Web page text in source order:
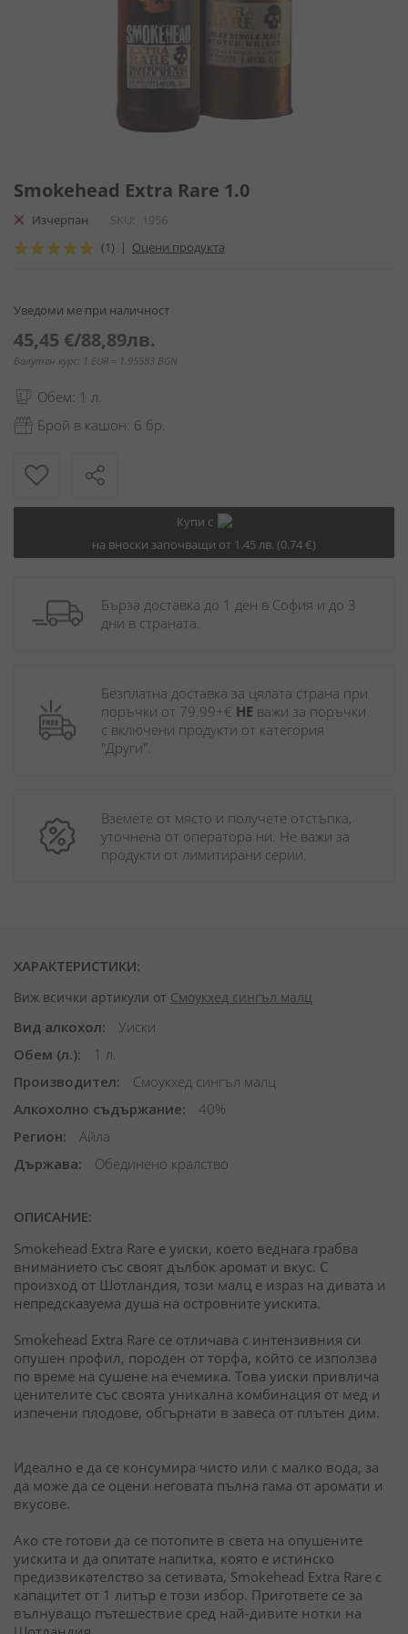
към
на
галерия
със
Smokehead Extra Rare 1.0
Изчерпан SKU
1956
Оценка:
(1) | Оцени продукта
Уведоми ме при наличност
45,45 €/88,89лв.
Валутен курс: 1 EUR = 1.95583 BGN
Обем: 1 л.
Брой в кашон: 6 бр.
Купи с
на вноски започващи от 1.45 лв. (0.74 €)
Бърза доставка до 1 ден в София и до 3
дни в страната.
Безплатна доставка за цялата страна при
поръчки от 79.99+€ НЕ важи за поръчки
с включени продукти от категория
"Други".
Вземете от място и получете отстъпка,
уточнена от оператора ни. Не важи за
продукти от лимитирани серии.
ХАРАКТЕРИСТИКИ:
Виж всички артикули от Смоукхед сингъл малц
Вид алкохол
Уиски
Обем (л.)
1 л.
Производител
Смоукхед сингъл малц
Алкохолно съдържание
40%
Регион
Айла
Държава
Обединено кралство
ОПИСАНИЕ:
Smokehead Extra Rare е уиски, което веднага грабва
вниманието със своят дълбок аромат и вкус. С
произход от Шотландия, този малц е израз на дивата и
непредсказуема душа на островните уискита.
Smokehead Extra Rare се отличава с интензивния си
опушен профил, породен от торфа, който се използва
по време на сушене на ечемика. Това уиски привлича
ценителите със своята уникална комбинация от мед и
изпечени плодове, обгърнати в завеса от плътен дим.
Идеално е да се консумира чисто или с малко вода, за
да може да се оцени неговата пълна гама от аромати и
вкусове.
Ако сте готови да се потопите в света на опушените
уискита и да опитате напитка, която е истинско
предизвикателство за сетивата, Smokehead Extra Rare с
капацитет от 1 литър е този избор. Пригответе се за
вълнуващо пътешествие сред най-дивите нотки на